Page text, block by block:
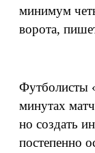
минимум
ворота,
Футболисты
минутах
но создать
постепенно